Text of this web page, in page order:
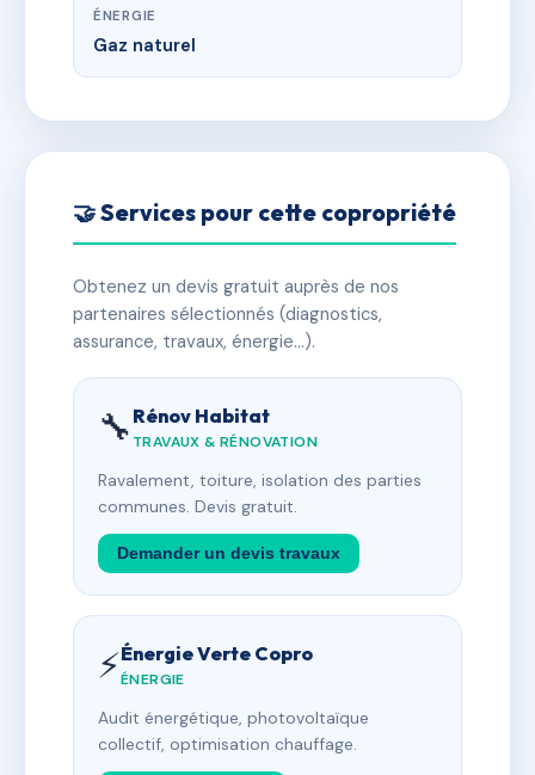
ÉNERGIE
Gaz naturel
🤝 Services pour cette copropriété
Obtenez un devis gratuit auprès de nos
partenaires sélectionnés (diagnostics,
assurance, travaux, énergie…).
🔧 Rénov Habitat
TRAVAUX & RÉNOVATION
Ravalement, toiture, isolation des parties
communes. Devis gratuit.
Demander un devis travaux
⚡Énergie Verte Copro
ÉNERGIE
Audit énergétique, photovoltaïque
collectif, optimisation chauffage.